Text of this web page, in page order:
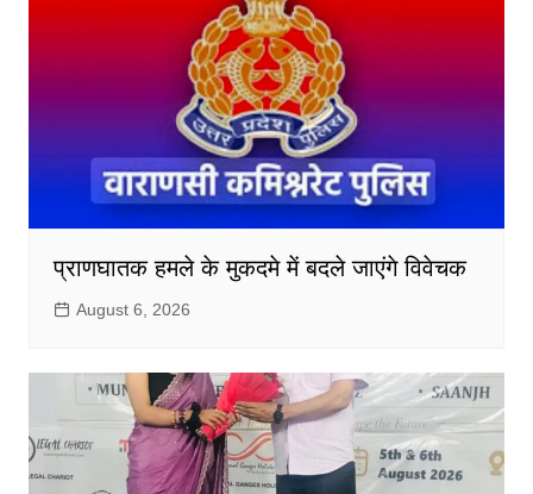
प्राणघातक हमले के मुकदमे में बदले जाएंगे विवेचक
August 6, 2026